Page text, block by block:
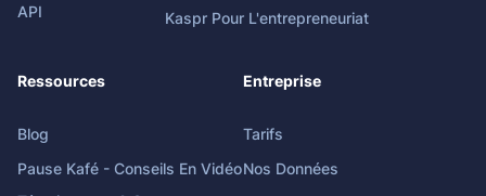
API
Kaspr Pour L'entrepreneuriat
Ressources
Blog
Pause Kafé - Conseils En Vidéo
Entreprise
Tarifs
Nos Données